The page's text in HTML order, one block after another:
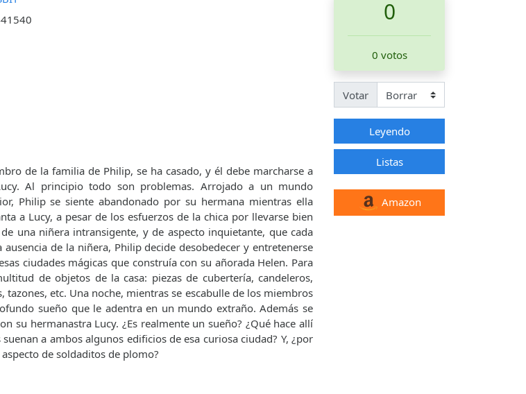
de la familia de Philip, se ha casado, y él debe marcharse a
Al principio todo son problemas. Arrojado a un mundo
Philip se siente abandonado por su hermana mientras ella
a Lucy, a pesar de los esfuerzos de la chica por llevarse bien
una niñera intransigente, y de aspecto inquietante, que cada
de la niñera, Philip decide desobedecer y entretenerse
ciudades mágicas que construía con su añorada Helen. Para
de objetos de la casa: piezas de cubertería, candeleros,
tazones, etc. Una noche, mientras se escabulle de los miembros
sueño que le adentra en un mundo extraño. Además se
su hermanastra Lucy. ¿Es realmente un sueño? ¿Qué hace allí
a ambos algunos edificios de esa curiosa ciudad? Y, ¿por
de soldaditos de plomo?
0
0 votos
Votar
Leyendo
Listas
Amazon